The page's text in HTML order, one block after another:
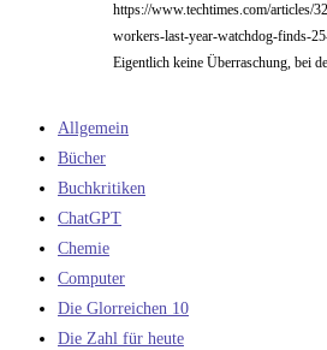
https://www.techtimes.com/articles/
workers-last-year-watchdog-finds-
Eigentlich keine Überraschung, bei
Allgemein
Bücher
Buchkritiken
ChatGPT
Chemie
Computer
Die Glorreichen 10
Die Zahl für heute